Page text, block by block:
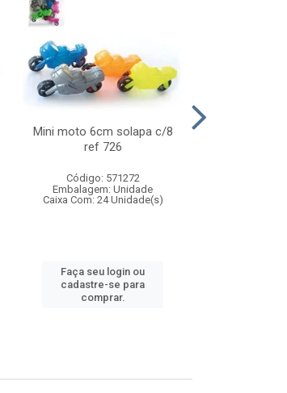
Mini moto 6cm solapa c/8
ref 726
Código: 571272
Embalagem: Unidade
Caixa Com: 24 Unidade(s)
Faça seu login ou
cadastre-se para
comprar.